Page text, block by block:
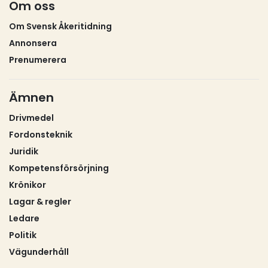
Om oss
Om Svensk Åkeritidning
Annonsera
Prenumerera
Ämnen
Drivmedel
Fordonsteknik
Juridik
Kompetensförsörjning
Krönikor
Lagar & regler
Ledare
Politik
Vägunderhåll